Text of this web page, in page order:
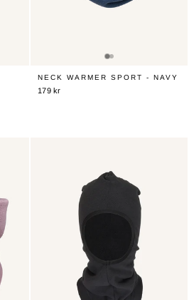
NECK WARMER SPORT - NAVY
179 kr